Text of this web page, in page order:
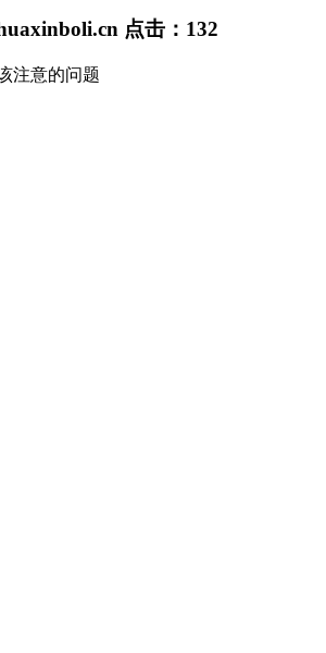
点击： 132
注意的问题